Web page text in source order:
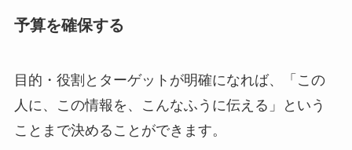
予算を確保する
目的・役割とターゲットが明確になれば、「この
人に、この情報を、こんなふうに伝える」という
ことまで決めることができます。